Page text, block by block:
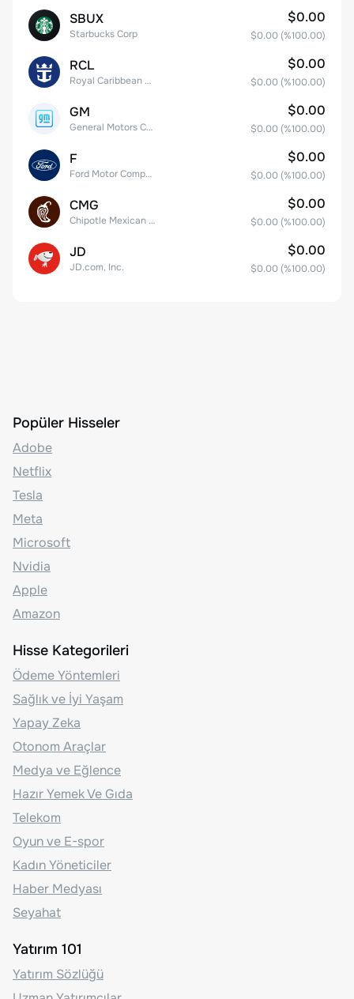
SBUX
Starbucks Corp
$0.00
$0.00 (%100.00)
RCL
Royal Caribbean Group
$0.00
$0.00 (%100.00)
GM
General Motors Company
$0.00
$0.00 (%100.00)
F
Ford Motor Company
$0.00
$0.00 (%100.00)
CMG
Chipotle Mexican Grill, Inc.
$0.00
$0.00 (%100.00)
JD
JD.com, Inc.
$0.00
$0.00 (%100.00)
Popüler Hisseler
Adobe
Netflix
Tesla
Meta
Microsoft
Nvidia
Apple
Amazon
Hisse Kategorileri
Ödeme Yöntemleri
Sağlık ve İyi Yaşam
Yapay Zeka
Otonom Araçlar
Medya ve Eğlence
Hazır Yemek Ve Gıda
Telekom
Oyun ve E-spor
Kadın Yöneticiler
Haber Medyası
Seyahat
Yatırım 101
Yatırım Sözlüğü